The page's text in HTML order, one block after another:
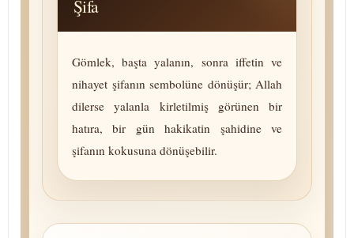
Şifa
Gömlek, başta yalanın, sonra iffetin ve
nihayet şifanın sembolüne dönüşür; Allah
dilerse yalanla kirletilmiş görünen bir
hatıra, bir gün hakikatin şahidine ve
şifanın kokusuna dönüşebilir.